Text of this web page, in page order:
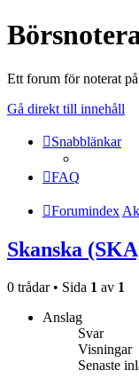
Ett forum för noterat
Gå direkt till innehåll
Snabblänkar
FAQ
Forumindex
Skanska
0 trådar • Sida 1 av 1
Anslag
Svar
Visningar
Senaste